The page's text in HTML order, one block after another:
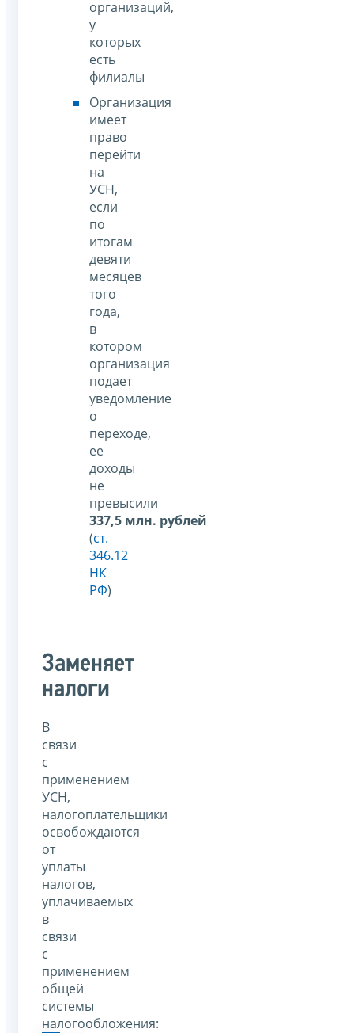
организаций,
у
которых
есть
филиалы
Организация
имеет
право
перейти
на
УСН,
если
по
итогам
девяти
месяцев
того
года,
в
котором
организация
подает
уведомление
о
переходе,
ее
доходы
не
превысили
337,5 млн. рублей
(ст.
346.12
НК
РФ)
Заменяет
налоги
В
связи
с
применением
УСН,
налогоплательщики
освобождаются
от
уплаты
налогов,
уплачиваемых
в
связи
с
применением
общей
системы
налогообложения: